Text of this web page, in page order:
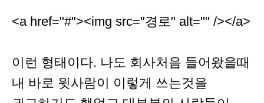
<a href="#"><img src="경로" alt="" /></a>
이런 형태이다. 나도 회사처음 들어왔을때
내 바로 윗사람이 이렇게 쓰는것을